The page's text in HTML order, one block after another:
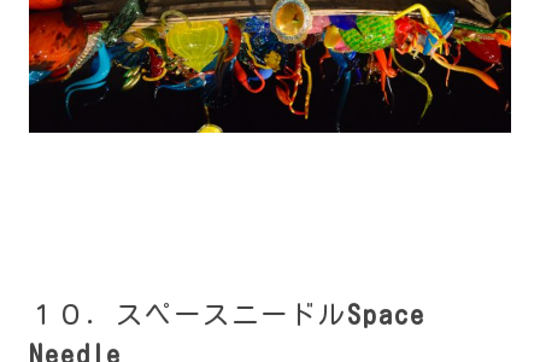
１０．スペースニードルSpace
Needle